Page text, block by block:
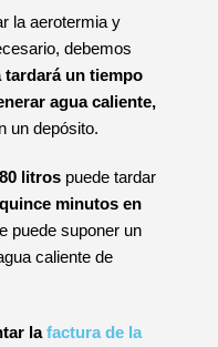
la aerotermia y
debemos
tardará un tiempo
agua caliente,
un depósito.
litros puede tardar
minutos en
puede suponer un
caliente de
lafactura de la